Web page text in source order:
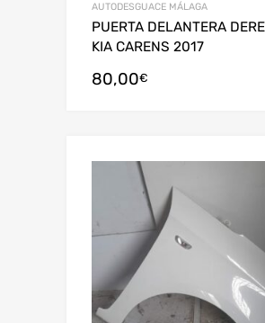
AUTODESGUACE MÁLAGA
PUERTA DELANTERA
KIA CARENS 2017
80,00€